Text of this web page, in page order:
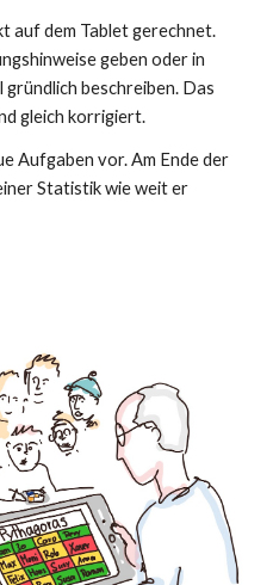
auf dem Tablet gerechnet.
geben oder in
gründlich beschreiben. Das
gleich korrigiert.
Aufgaben vor. Am Ende der
Statistik wie weit er